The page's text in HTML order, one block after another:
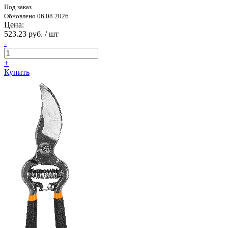
Под заказ
Обновлено 06.08.2026
Цена:
523.23 руб. / шт
-
+
Купить